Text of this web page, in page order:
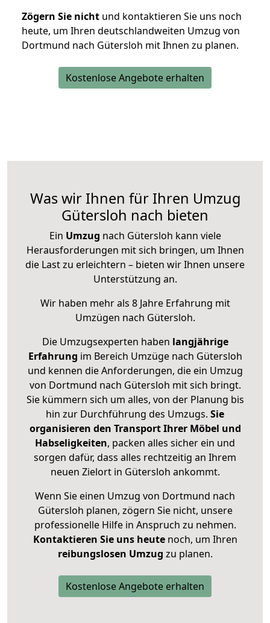
Zögern Sie nicht und kontaktieren Sie uns noch
heute, um Ihren deutschlandweiten Umzug von
Dortmund nach Gütersloh mit Ihnen zu planen.
Kostenlose Angebote erhalten
Was wir Ihnen für Ihren Umzug
Gütersloh nach bieten
Ein Umzug nach Gütersloh kann viele
Herausforderungen mit sich bringen, um Ihnen
die Last zu erleichtern – bieten wir Ihnen unsere
Unterstützung an.
Wir haben mehr als 8 Jahre Erfahrung mit
Umzügen nach Gütersloh.
Die Umzugsexperten haben langjährige
Erfahrung im Bereich Umzüge nach Gütersloh
und kennen die Anforderungen, die ein Umzug
von Dortmund nach Gütersloh mit sich bringt.
Sie kümmern sich um alles, von der Planung bis
hin zur Durchführung des Umzugs. Sie
organisieren den Transport Ihrer Möbel und
Habseligkeiten, packen alles sicher ein und
sorgen dafür, dass alles rechtzeitig an Ihrem
neuen Zielort in Gütersloh ankommt.
Wenn Sie einen Umzug von Dortmund nach
Gütersloh planen, zögern Sie nicht, unsere
professionelle Hilfe in Anspruch zu nehmen.
Kontaktieren Sie uns heutenoch, um Ihren
reibungslosen Umzug zu planen.
Kostenlose Angebote erhalten